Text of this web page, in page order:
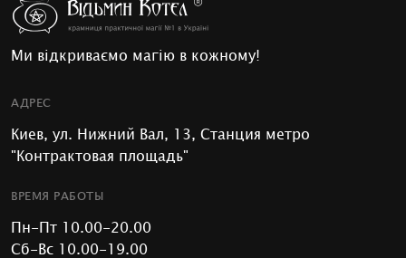
Ми відкриваємо магію в кожному!
АДРЕС
Киев, ул. Нижний Вал, 13, Станция метро
"Контрактовая площадь"
ВРЕМЯ РАБОТЫ
Пн-Пт 10.00-20.00
Сб-Вс 10.00-19.00